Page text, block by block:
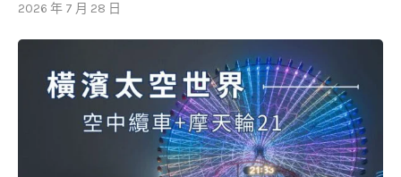
2026 年 7 月 28 日